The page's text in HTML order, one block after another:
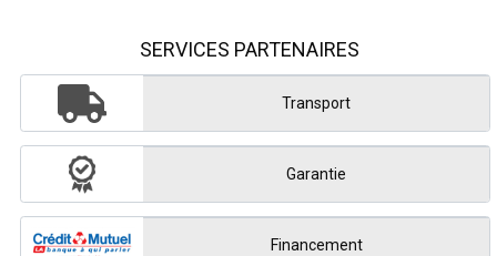
SERVICES PARTENAIRES
Transport
Garantie
Financement